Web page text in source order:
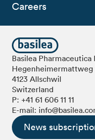
Careers
Basilea
Hegenheimermattweg
4123 Allschwil
Switzerland
P: +41 61 606 11 11
E-mail:
News